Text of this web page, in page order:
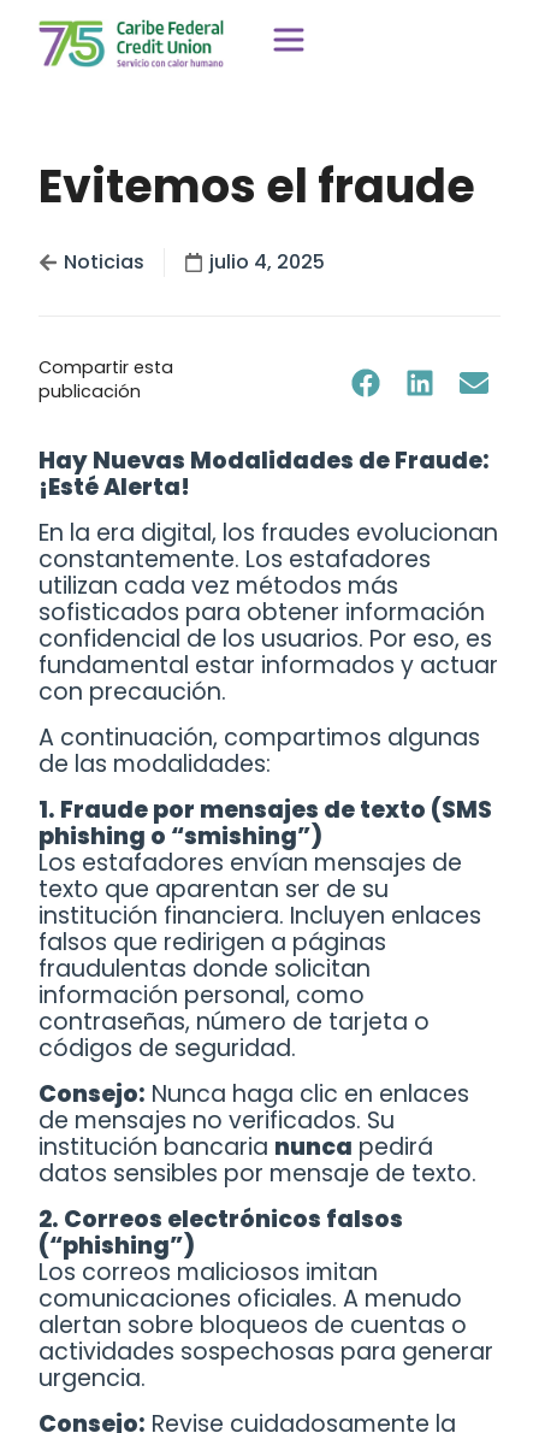
Evitemos el fraude
Noticias julio 4, 2025
Compartir esta
publicación
Hay Nuevas Modalidades de Fraude:
¡Esté Alerta!
En la era digital, los fraudes evolucionan
constantemente. Los estafadores
utilizan cada vez métodos más
sofisticados para obtener información
confidencial de los usuarios. Por eso, es
fundamental estar informados y actuar
con precaución.
A continuación, compartimos algunas
de las modalidades:
1. Fraude por mensajes de texto (SMS
phishing o “smishing”)
Los estafadores envían mensajes de
texto que aparentan ser de su
institución financiera. Incluyen enlaces
falsos que redirigen a páginas
fraudulentas donde solicitan
información personal, como
contraseñas, número de tarjeta o
códigos de seguridad.
Consejo: Nunca haga clic en enlaces
de mensajes no verificados. Su
institución bancaria nunca pedirá
datos sensibles por mensaje de texto.
2. Correos electrónicos falsos
(“phishing”)
Los correos maliciosos imitan
comunicaciones oficiales. A menudo
alertan sobre bloqueos de cuentas o
actividades sospechosas para generar
urgencia.
Consejo: Revise cuidadosamente la